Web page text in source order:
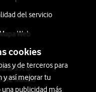
del servicio
Mapa Web
S.A.U.
Madrid
cookies
y de terceros para
y así mejorar tu
publicidad más